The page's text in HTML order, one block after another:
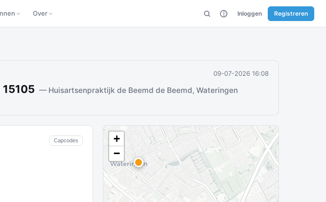
Over Inloggen Registreren
09-07-2026 16:08
— Huisartsenpraktijk de Beemd de Beemd, Wateringen
Capcodes
+
−